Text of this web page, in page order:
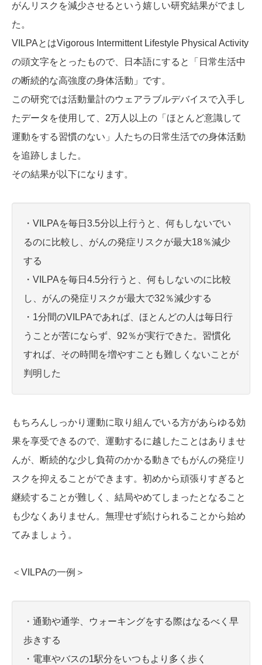
がんリスクを減少させるという嬉しい研究結果がでまし
た。
VILPAとはVigorous Intermittent Lifestyle Physical Activity
の頭文字をとったもので、日本語にすると「日常生活中
の断続的な高強度の身体活動」です。
この研究では活動量計のウェアラブルデバイスで入手し
たデータを使用して、2万人以上の「ほとんど意識して
運動をする習慣のない」人たちの日常生活での身体活動
を追跡しました。
その結果が以下になります。
・VILPAを毎日3.5分以上行うと、何もしないでい
るのに比較し、がんの発症リスクが最大18％減少
する
・VILPAを毎日4.5分行うと、何もしないのに比較
し、がんの発症リスクが最大で32％減少する
・1分間のVILPAであれば、ほとんどの人は毎日行
うことが苦にならず、92％が実行できた。習慣化
すれば、その時間を増やすことも難しくないことが
判明した
もちろんしっかり運動に取り組んでいる方があらゆる効
果を享受できるので、運動するに越したことはありませ
んが、断続的な少し負荷のかかる動きでもがんの発症リ
スクを抑えることができます。初めから頑張りすぎると
継続することが難しく、結局やめてしまったとなること
も少なくありません。無理せず続けられることから始め
てみましょう。
＜VILPAの一例＞
・通勤や通学、ウォーキングをする際はなるべく早
歩きする
・電車やバスの1駅分をいつもより多く歩く